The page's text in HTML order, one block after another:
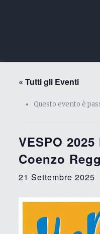
« Tutti gli Eventi
Questo evento è
VESPO
Coenzo
21 Settembre 2025